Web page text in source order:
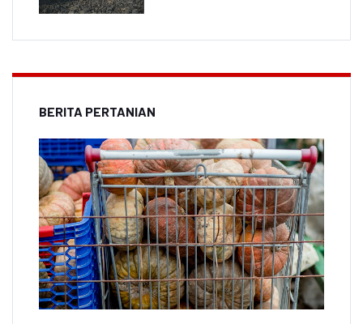
BERITA PERTANIAN